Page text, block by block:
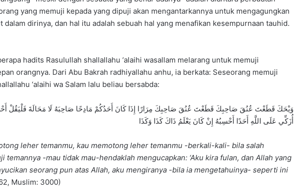
yang memuji kepada yang dipuji akan mengantarkannya untuk mengagungkan
dirinya, dan hal itu adalah sebuah hal yang menafikan kesempurnaan tauhid.
hadits Rasulullah shallallahu ‘alaihi wasallam melarang untuk memuji
orangnya. Dari Abu Bakrah radhiyallahu anhu, ia berkata: Seseorang memuji
‘alaihi wa Salam lalu beliau bersabda:
وَيْحَكَ قَطَعْتَ عُنُقَ صَاحِبِكَ قَطَعْتَ عُنُقَ صَاحِبِكَ مِرَارًا إِذَا كَانَ أَحَدُكُمْ مَادِحًا صَاحِبَهُ لَا مَحَالَةَ فَلْيَقُلْ
أُزَكِّي عَلَى اللَّهِ أَحَدًا أَحْسِبُهُ إِنْ كَانَ يَعْلَمُ ذَاكَ كَذَا وَكَذَا
leher temanmu, kau memotong leher temanmu -berkali-kali- bila salah
temannya -mau tidak mau-hendaklah mengucapkan: ‘Aku kira fulan, dan Allah yang
seorang pun atas Allah, aku mengiranya -bila ia mengetahuinya- seperti ini
Muslim: 3000)